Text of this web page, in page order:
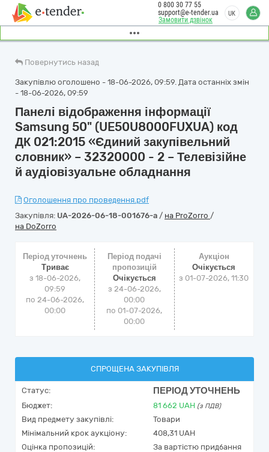
Замовити дзвінок
0 800 30 77 55
support@e-tender.ua
UK
Повернутись назад
Закупівлю оголошено - 18-06-2026, 09:59. Дата останніх змін
- 18-06-2026, 09:59
Панелі відображення інформації
Samsung 50" (UE50U8000FUXUA) код
ДК 021:2015 «Єдиний закупівельний
словник» – 32320000 - 2 – Телевізійне
й аудіовізуальне обладнання
Оголошення про проведення.pdf
Закупівля: UA-2026-06-18-001676-a / на ProZorro /
на DoZorro
Період уточнень
Триває
з 18-06-2026,
09:59
по 24-06-2026,
00:00
Період подачі
пропозицій
Очікується
з 24-06-2026,
00:00
по 01-07-2026,
00:00
Аукціон
Очікується
з 01-07-2026, 11:30
СПРОЩЕНА ЗАКУПІВЛЯ
Статус: ПЕРІОД УТОЧНЕНЬ
Бюджет: 81 662 UAH (з ПДВ)
Вид предмету закупівлі:
Товари
Мінімальний крок аукціону:
408,31 UAH
Оцінка пропозицій:
За вартістю придбання